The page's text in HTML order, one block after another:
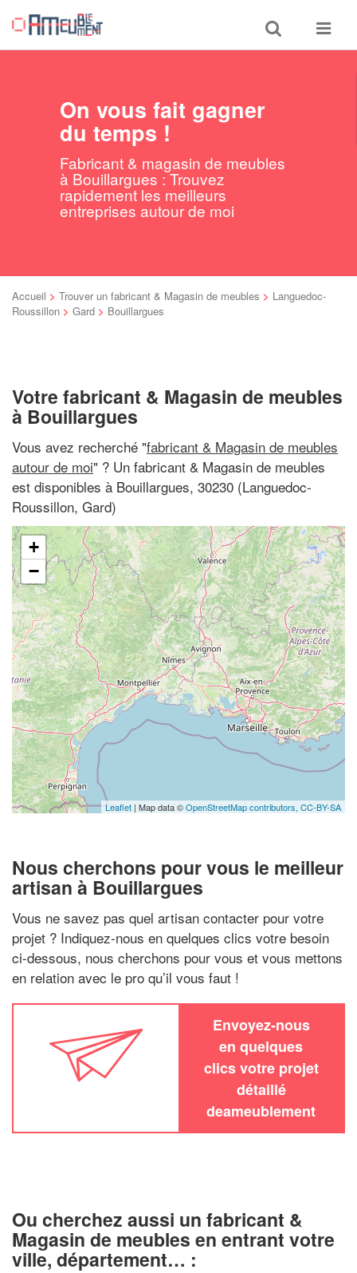
Toggle
search
Toggle
On vous fait gagner
du temps !
Fabricant & magasin de meubles
à Bouillargues : Trouvez
rapidement les meilleurs
entreprises autour de moi
Accueil > Trouver un fabricant & Magasin de meubles > Languedoc-
Roussillon > Gard > Bouillargues
Votre fabricant & Magasin de meubles
à Bouillargues
Vous avez recherché "fabricant & Magasin de meubles
autour de moi" ? Un fabricant & Magasin de meubles
est disponibles à Bouillargues, 30230 (Languedoc-
Roussillon, Gard)
+
−
Leaflet | Map data ©OpenStreetMap contributors, CC-BY-SA
Nous cherchons pour vous le meilleur
artisan à Bouillargues
Vous ne savez pas quel artisan contacter pour votre
projet ? Indiquez-nous en quelques clics votre besoin
ci-dessous, nous cherchons pour vous et vous mettons
en relation avec le pro qu’il vous faut !
Envoyez-nous
en quelques
clics votre projet
détaillé
deameublement
Ou cherchez aussi un fabricant &
Magasin de meubles en entrant votre
ville, département… :